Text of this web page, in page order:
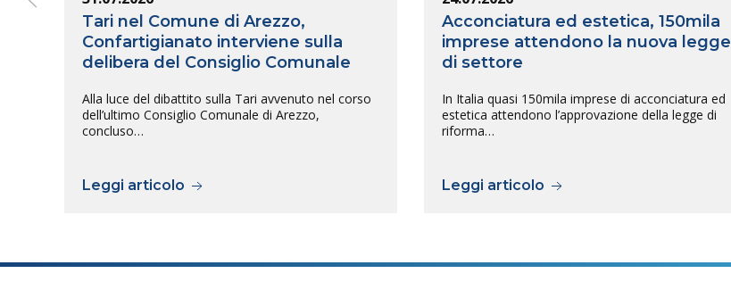
Tari nel Comune di Arezzo,
Confartigianato interviene sulla
delibera del Consiglio Comunale
Alla luce del dibattito sulla Tari avvenuto nel corso
dell’ultimo Consiglio Comunale di Arezzo,
concluso…
Leggi articolo
Acconciatura ed estetica, 150mila
imprese attendono la nuova legge
di settore
In Italia quasi 150mila imprese di acconciatura ed
estetica attendono l’approvazione della legge di
riforma…
Leggi articolo